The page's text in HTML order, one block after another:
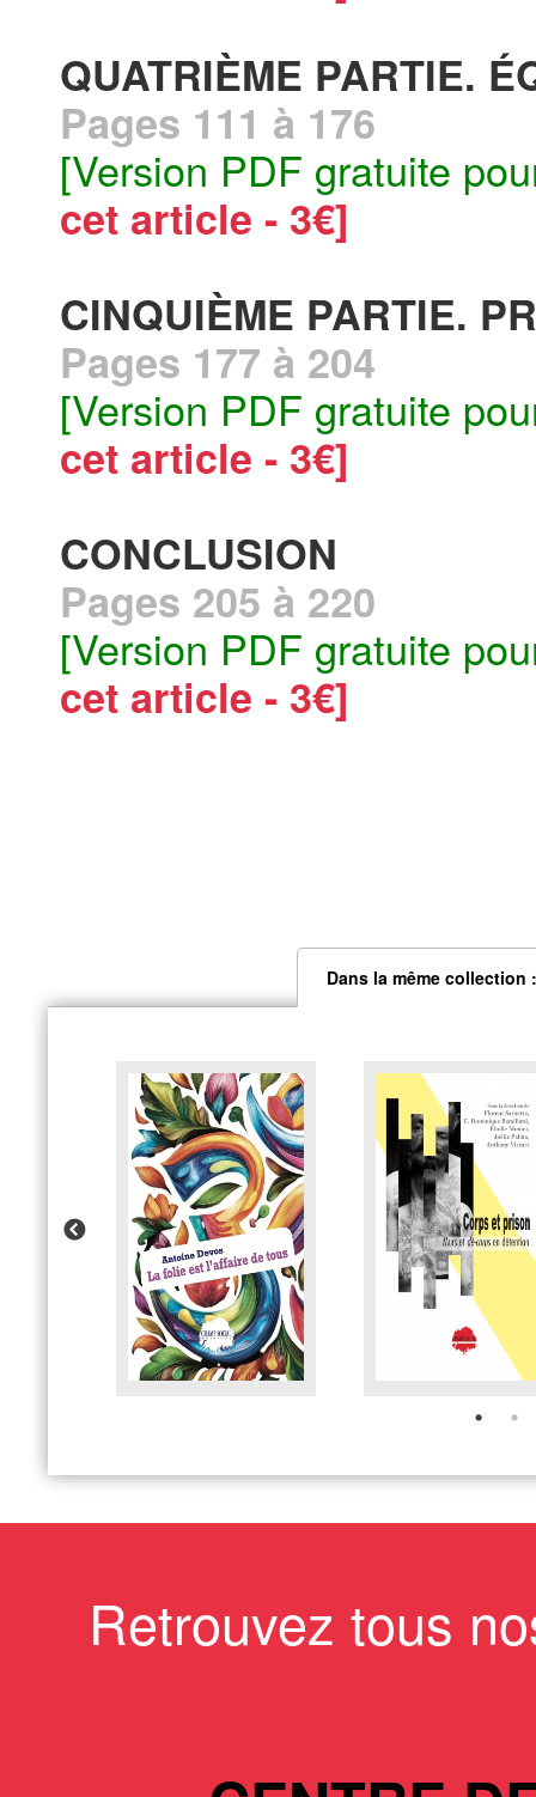
QUATRIÈME PARTIE.
Pages 111 à 176
[Version PDF gratuite
cet article - 3€]
CINQUIÈME PARTIE.
Pages 177 à 204
[Version PDF gratuite
cet article - 3€]
CONCLUSION
Pages 205 à 220
[Version PDF gratuite
cet article - 3€]
Dans la même
Retrouvez tous